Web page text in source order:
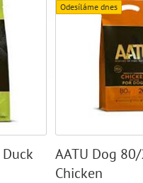
Odesíláme dnes
AATU Dog
Chicken